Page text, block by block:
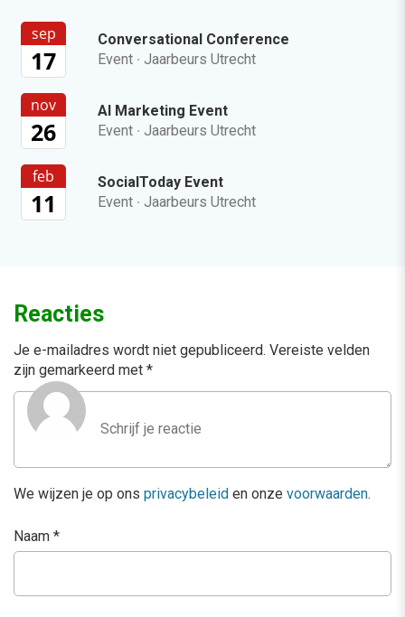
sep
17
Conversational Conference
Event · Jaarbeurs Utrecht
nov
26
AI Marketing Event
Event · Jaarbeurs Utrecht
feb
11
SocialToday Event
Event · Jaarbeurs Utrecht
Reacties
Je e-mailadres wordt niet gepubliceerd. Vereiste velden
zijn gemarkeerd met *
We wijzen je op ons privacybeleid en onze voorwaarden.
Naam *